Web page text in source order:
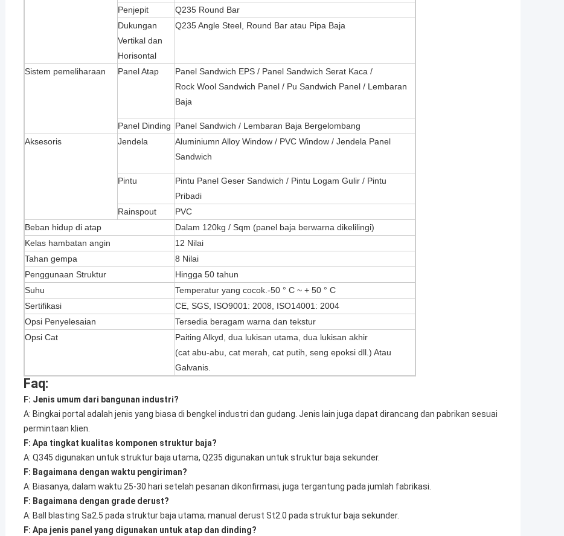
Penjepit
Q235 Round Bar
Dukungan
Vertikal dan
Horisontal
Q235 Angle Steel, Round Bar atau Pipa Baja
Sistem pemeliharaan Panel Atap
Panel Sandwich EPS / Panel Sandwich Serat Kaca /
Rock Wool Sandwich Panel / Pu Sandwich Panel / Lembaran
Baja
Panel Dinding Panel Sandwich / Lembaran Baja Bergelombang
Aksesoris
Jendela
Aluminiumn Alloy Window / PVC Window / Jendela Panel
Sandwich
Pintu
Pintu Panel Geser Sandwich / Pintu Logam Gulir / Pintu
Pribadi
Rainspout
PVC
Beban hidup di atap
Dalam 120kg / Sqm (panel baja berwarna dikelilingi)
Kelas hambatan angin
12 Nilai
Tahan gempa
8 Nilai
Penggunaan Struktur
Hingga 50 tahun
Suhu
Temperatur yang cocok.-50 ° C ~ + 50 ° C
Sertifikasi
CE, SGS, ISO9001: 2008, ISO14001: 2004
Opsi Penyelesaian
Tersedia beragam warna dan tekstur
Opsi Cat
Paiting Alkyd, dua lukisan utama, dua lukisan akhir
(cat abu-abu, cat merah, cat putih, seng epoksi dll.) Atau
Galvanis.
Faq:
F: Jenis umum dari bangunan industri?
A: Bingkai portal adalah jenis yang biasa di bengkel industri dan gudang. Jenis lain juga dapat dirancang dan pabrikan sesuai
permintaan klien.
F: Apa tingkat kualitas komponen struktur baja?
A: Q345 digunakan untuk struktur baja utama, Q235 digunakan untuk struktur baja sekunder.
F: Bagaimana dengan waktu pengiriman?
A: Biasanya, dalam waktu 25-30 hari setelah pesanan dikonfirmasi, juga tergantung pada jumlah fabrikasi.
F: Bagaimana dengan grade derust?
A: Ball blasting Sa2.5 pada struktur baja utama; manual derust St2.0 pada struktur baja sekunder.
F: Apa jenis panel yang digunakan untuk atap dan dinding?